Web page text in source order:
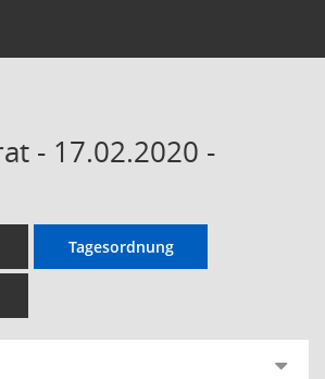
- 17.02.2020 -
Tagesordnung